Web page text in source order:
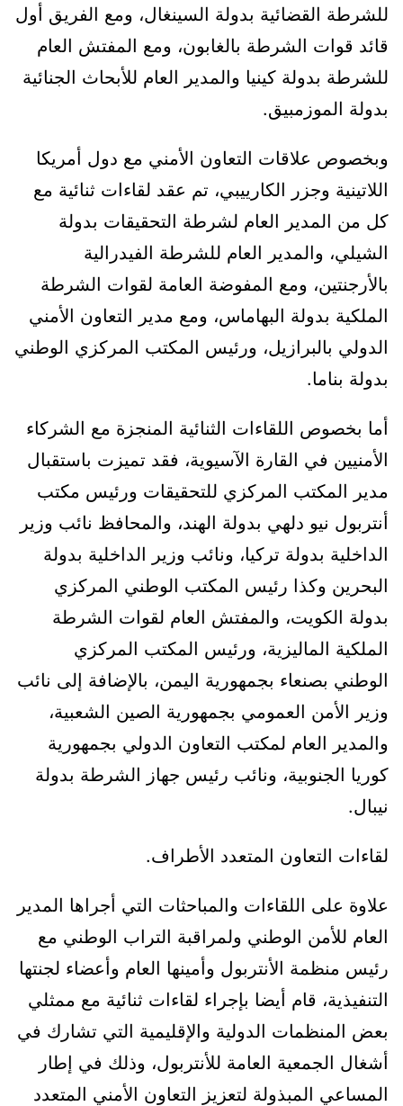
للشرطة القضائية بدولة السينغال، ومع الفريق أول
قائد قوات الشرطة بالغابون، ومع المفتش العام
للشرطة بدولة كينيا والمدير العام للأبحاث الجنائية
بدولة الموزمبيق.
وبخصوص علاقات التعاون الأمني مع دول أمريكا
اللاتينية وجزر الكارييبي، تم عقد لقاءات ثنائية مع
كل من المدير العام لشرطة التحقيقات بدولة
الشيلي، والمدير العام للشرطة الفيدرالية
بالأرجنتين، ومع المفوضة العامة لقوات الشرطة
الملكية بدولة البهاماس، ومع مدير التعاون الأمني
الدولي بالبرازيل، ورئيس المكتب المركزي الوطني
بدولة بناما.
أما بخصوص اللقاءات الثنائية المنجزة مع الشركاء
الأمنيين في القارة الآسيوية، فقد تميزت باستقبال
مدير المكتب المركزي للتحقيقات ورئيس مكتب
أنتربول نيو دلهي بدولة الهند، والمحافظ نائب وزير
الداخلية بدولة تركيا، ونائب وزير الداخلية بدولة
البحرين وكذا رئيس المكتب الوطني المركزي
بدولة الكويت، والمفتش العام لقوات الشرطة
الملكية الماليزية، ورئيس المكتب المركزي
الوطني بصنعاء بجمهورية اليمن، بالإضافة إلى نائب
وزير الأمن العمومي بجمهورية الصين الشعبية،
والمدير العام لمكتب التعاون الدولي بجمهورية
كوريا الجنوبية، ونائب رئيس جهاز الشرطة بدولة
نيبال.
لقاءات التعاون المتعدد الأطراف.
علاوة على اللقاءات والمباحثات التي أجراها المدير
العام للأمن الوطني ولمراقبة التراب الوطني مع
رئيس منظمة الأنتربول وأمينها العام وأعضاء لجنتها
التنفيذية، قام أيضا بإجراء لقاءات ثنائية مع ممثلي
بعض المنظمات الدولية والإقليمية التي تشارك في
أشغال الجمعية العامة للأنتربول، وذلك في إطار
المساعي المبذولة لتعزيز التعاون الأمني المتعدد